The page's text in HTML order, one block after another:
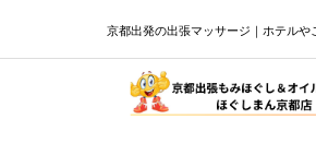
京都出発の出張マッサージ｜ホテルや